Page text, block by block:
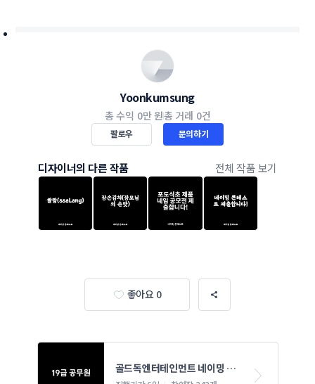
Yoonkumsung
총 수익 0만 원총 거래 0건
팔로우 문의하기
디자이너의 다른 작품 전체 작품 보기
좋아요 0
골드독엔터테인먼트 네이밍 콘